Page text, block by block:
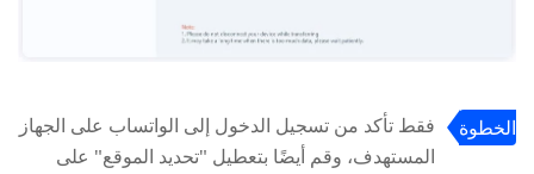
الخطوة
فقط تأكد من تسجيل الدخول إلى الواتساب على الجهاز
المستهدف، وقم أيضًا بتعطيل "تحديد الموقع" على